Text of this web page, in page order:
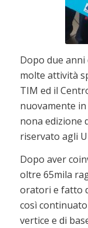
Dopo due
molte attività
TIM ed il
nuovamente
nona edizione
riservato agli
Dopo aver
oltre 65mila
oratori e fatto
così
vertice e di